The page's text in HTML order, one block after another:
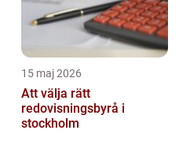
15 maj 2026
Att välja rätt
redovisningsbyrå i
stockholm